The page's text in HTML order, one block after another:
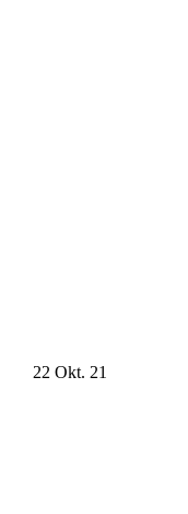
22 Okt. 21